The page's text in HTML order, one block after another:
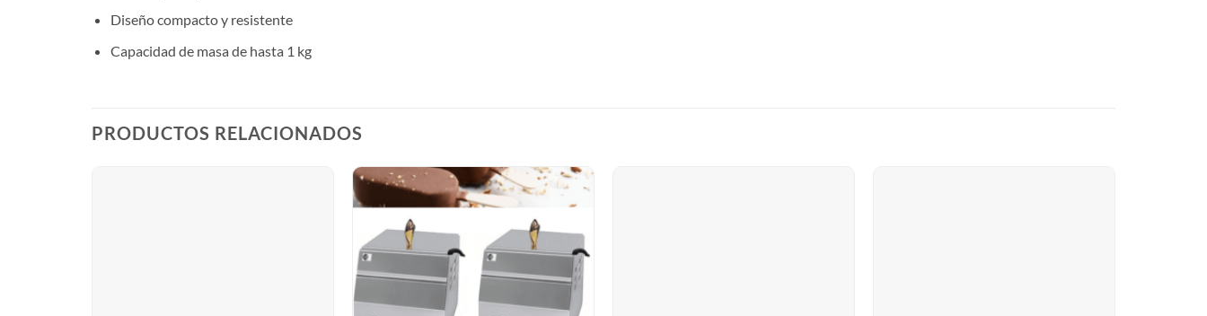
Diseño compacto y resistente
Capacidad de masa de hasta 1 kg
PRODUCTOS RELACIONADOS